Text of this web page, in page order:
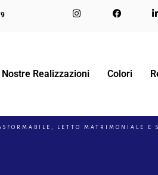
Nostre Realizzazioni Colori
LETTO MATRIMONIALE E